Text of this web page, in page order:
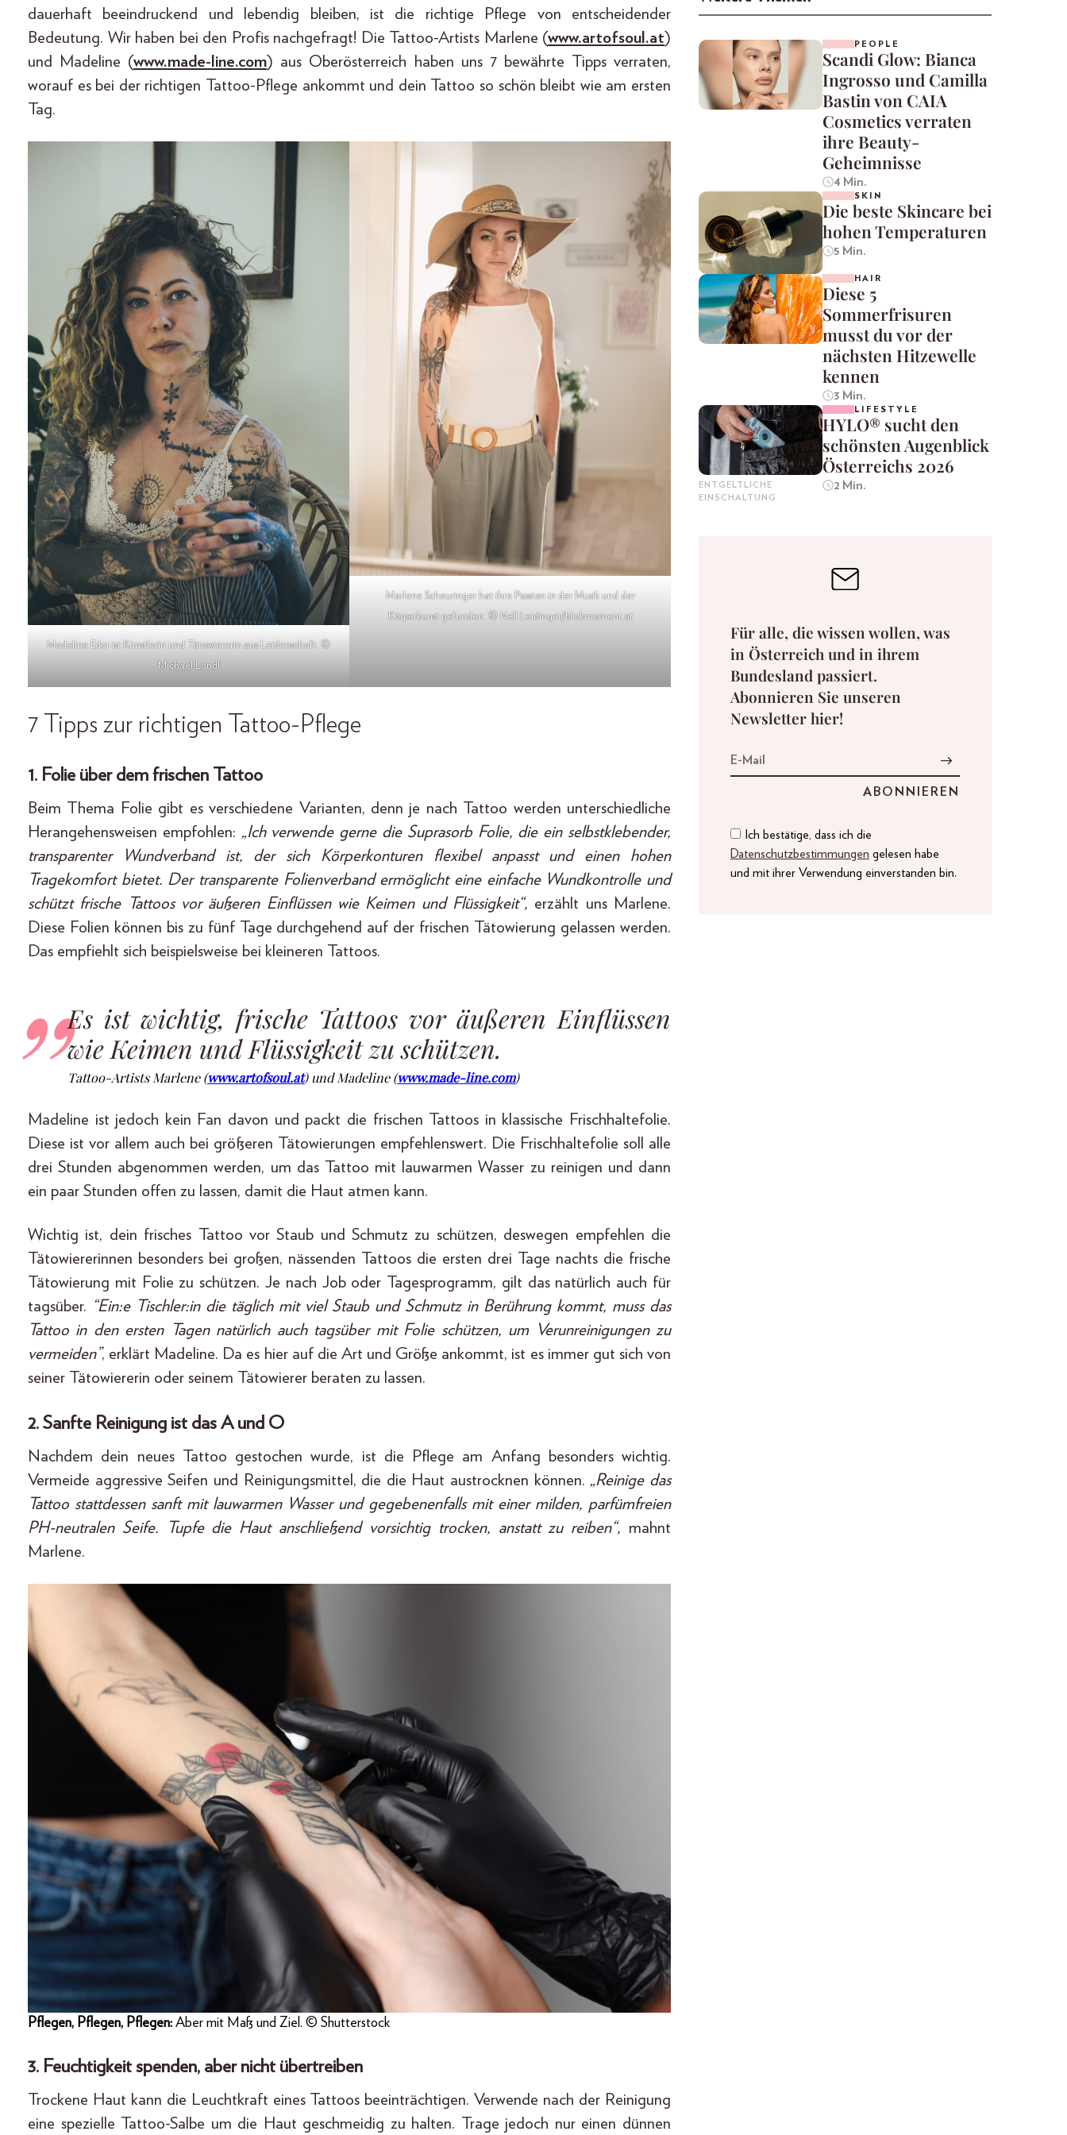
dauerhaft beeindruckend und lebendig bleiben, ist die richtige Pflege von entscheidender
Bedeutung. Wir haben bei den Profis nachgefragt! Die Tattoo-Artists Marlene (www.artofsoul.at)
und Madeline (www.made-line.com) aus Oberösterreich haben uns 7 bewährte Tipps verraten,
worauf es bei der richtigen Tattoo-Pflege ankommt und dein Tattoo so schön bleibt wie am ersten
Tag.
Madeline Eder ist Künstlerin und Tätowiererin aus Leidenschaft. ©
Michael Landl
Marlene Scheuringer hat ihre Passion in der Musik und der
Körperkunst gefunden. © Nell Leidinger/blickmoment.at
7 Tipps zur richtigen Tattoo-Pflege
1. Folie über dem frischen Tattoo
Beim Thema Folie gibt es verschiedene Varianten, denn je nach Tattoo werden unterschiedliche
Herangehensweisen empfohlen: „Ich verwende gerne die Suprasorb Folie, die ein selbstklebender,
transparenter Wundverband ist, der sich Körperkonturen flexibel anpasst und einen hohen
Tragekomfort bietet. Der transparente Folienverband ermöglicht eine einfache Wundkontrolle und
schützt frische Tattoos vor äußeren Einflüssen wie Keimen und Flüssigkeit“, erzählt uns Marlene.
Diese Folien können bis zu fünf Tage durchgehend auf der frischen Tätowierung gelassen werden.
Das empfiehlt sich beispielsweise bei kleineren Tattoos.
Es ist wichtig, frische Tattoos vor äußeren Einflüssen
wie Keimen und Flüssigkeit zu schützen.
Tattoo-Artists Marlene (www.artofsoul.at) und Madeline (www.made-line.com)
Madeline ist jedoch kein Fan davon und packt die frischen Tattoos in klassische Frischhaltefolie.
Diese ist vor allem auch bei größeren Tätowierungen empfehlenswert. Die Frischhaltefolie soll alle
drei Stunden abgenommen werden, um das Tattoo mit lauwarmen Wasser zu reinigen und dann
ein paar Stunden offen zu lassen, damit die Haut atmen kann.
Wichtig ist, dein frisches Tattoo vor Staub und Schmutz zu schützen, deswegen empfehlen die
Tätowiererinnen besonders bei großen, nässenden Tattoos die ersten drei Tage nachts die frische
Tätowierung mit Folie zu schützen. Je nach Job oder Tagesprogramm, gilt das natürlich auch für
tagsüber. “Ein:e Tischler:in die täglich mit viel Staub und Schmutz in Berührung kommt, muss das
Tattoo in den ersten Tagen natürlich auch tagsüber mit Folie schützen, um Verunreinigungen zu
vermeiden”, erklärt Madeline. Da es hier auf die Art und Größe ankommt, ist es immer gut sich von
seiner Tätowiererin oder seinem Tätowierer beraten zu lassen.
2. Sanfte Reinigung ist das A und O
Nachdem dein neues Tattoo gestochen wurde, ist die Pflege am Anfang besonders wichtig.
Vermeide aggressive Seifen und Reinigungsmittel, die die Haut austrocknen können. „Reinige das
Tattoo stattdessen sanft mit lauwarmen Wasser und gegebenenfalls mit einer milden, parfümfreien
PH-neutralen Seife. Tupfe die Haut anschließend vorsichtig trocken, anstatt zu reiben“, mahnt
Marlene.
Pflegen, Pflegen, Pflegen: Aber mit Maß und Ziel. © Shutterstock
3. Feuchtigkeit spenden, aber nicht übertreiben
Trockene Haut kann die Leuchtkraft eines Tattoos beeinträchtigen. Verwende nach der Reinigung
eine spezielle Tattoo-Salbe um die Haut geschmeidig zu halten. Trage jedoch nur einen dünnen
PEOPLE
Scandi Glow: Bianca
Ingrosso und Camilla
Bastin von CAIA
Cosmetics verraten
ihre Beauty-
Geheimnisse
4 Min.
SKIN
Die beste Skincare bei
hohen Temperaturen
5 Min.
HAIR
Diese 5
Sommerfrisuren
musst du vor der
nächsten Hitzewelle
kennen
3 Min.
ENTGELTLICHE
EINSCHALTUNG
LIFESTYLE
HYLO® sucht den
schönsten Augenblick
Österreichs 2026
2 Min.
Für alle, die wissen wollen, was
in Österreich und in ihrem
Bundesland passiert.
Abonnieren Sie unseren
Newsletter hier!
Ich bestätige, dass ich die
Datenschutzbestimmungen gelesen habe
und mit ihrer Verwendung einverstanden bin.